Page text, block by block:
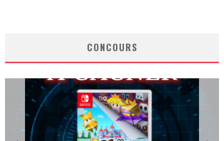
CONCOURS